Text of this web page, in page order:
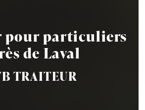
pour particuliers
de Laval
TRAITEUR